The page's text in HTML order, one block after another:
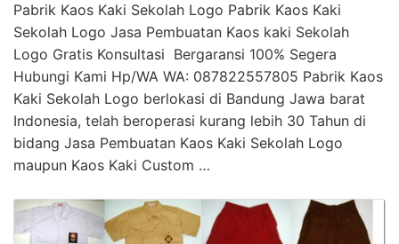
Pabrik Kaos Kaki Sekolah Logo Pabrik Kaos Kaki
Sekolah Logo Jasa Pembuatan Kaos kaki Sekolah
Logo Gratis Konsultasi Bergaransi 100% Segera
Hubungi Kami Hp/WA WA: 087822557805 Pabrik Kaos
Kaki Sekolah Logo berlokasi di Bandung Jawa barat
Indonesia, telah beroperasi kurang lebih 30 Tahun di
bidang Jasa Pembuatan Kaos Kaki Sekolah Logo
maupun Kaos Kaki Custom …